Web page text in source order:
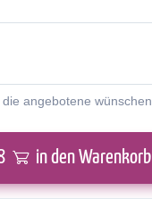
angebotene wünschen
in den Warenkorb